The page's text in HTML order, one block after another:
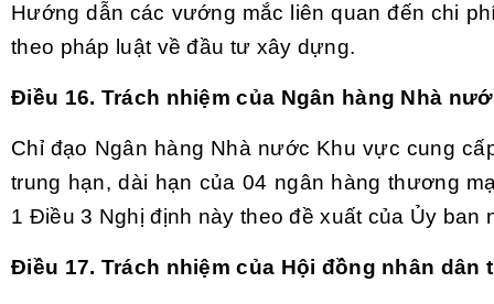
Hướng dẫn các vướng mắc liên quan đến chi
theo pháp luật về đầu tư xây dựng.
Điều 16. Trách nhiệm của Ngân hàng Nhà
Chỉ đạo Ngân hàng Nhà nước Khu vực cung
trung hạn, dài hạn của 04 ngân hàng thương
1 Điều 3 Nghị định này theo đề xuất của Ủy ban
Điều 17. Trách nhiệm của Hội đồng nhân dân